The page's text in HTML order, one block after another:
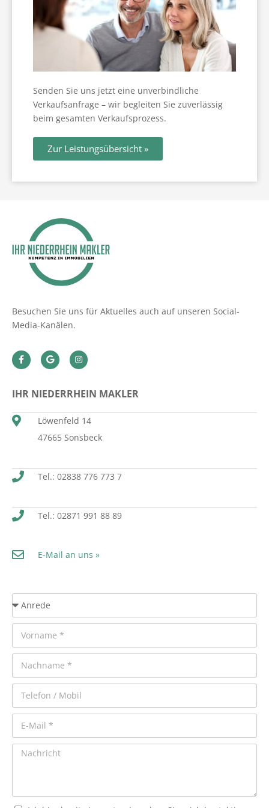
Wohnen im Alter
News
Senden Sie uns jetzt eine unverbindliche
Verkaufsanfrage – wir begleiten Sie zuverlässig
beim gesamten Verkaufsprozess.
Zur Leistungsübersicht »
Besuchen Sie uns für Aktuelles auch auf unseren Social-
Media-Kanälen.
IHR NIEDERRHEIN MAKLER
Löwenfeld 14
47665 Sonsbeck
Tel.: 02838 776 773 7
Tel.: 02871 991 88 89
E-Mail an uns »